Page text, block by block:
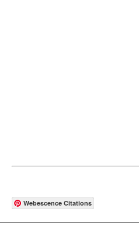
Webescence Citations